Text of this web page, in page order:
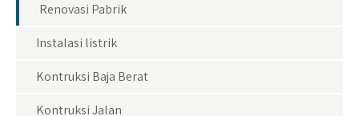
Renovasi Pabrik
Instalasi listrik
Kontruksi Baja Berat
Kontruksi Jalan